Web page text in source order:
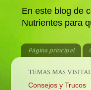
En este blog de
Nutrientes para
Página principal
TEMAS MAS
Consejos y Trucos